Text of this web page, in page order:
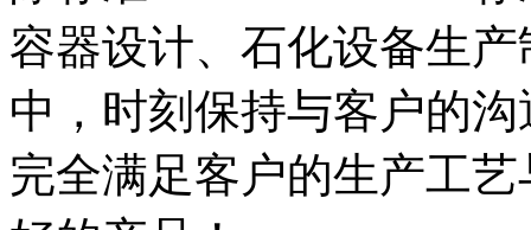
容器设计、石化设备生
中，时刻保持与客户的
完全满足客户的生产工